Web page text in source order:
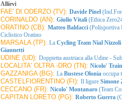
Allievi
FAE' DI ODERZO (TV): Davide Pinel
CORINALDO (AN): Giulio Vitali (Ethica
ORATINO (CB): Matteo Baldacci (Polisportiva
Ciclistico Oratino
MARSALA (TP): La Cycling Team Nial
Giannetti
UDINE (UD): Doppietta austriaca alla Udine -
LOCALITA' OLTRA -DRO (TN): Nicolo'
GAZZANIGA (BG): La Bustese Olonia occupa
CASTELFIORENTINO (FI): Il ligure
CECCANO (FR): Nicolo' Montanaro (Team
CAPITAN LORETO (PG): Roberto Guerra